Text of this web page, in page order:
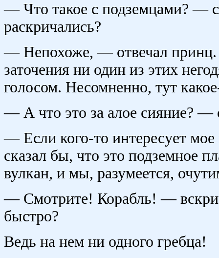
— Что такое с подземцами? —
раскричались?
— Непохоже, — отвечал принц.
заточения ни один из этих
голосом. Несомненно, тут
— А что это за алое сияние?
— Если кого-то интересует
сказал бы, что это подземное
вулкан, и мы, разумеется,
— Смотрите! Корабль! —
быстро?
Ведь на нем ни одного гребца!